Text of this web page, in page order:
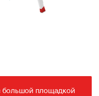
большой площадкой